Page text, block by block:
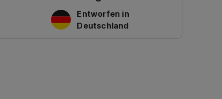
Entworfen in
Deutschland